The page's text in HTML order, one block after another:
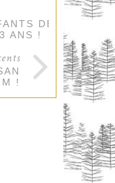
DE PEAU
ANS !
!